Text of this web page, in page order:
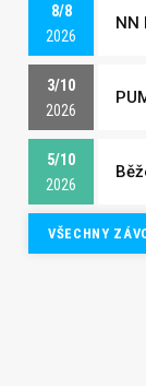
8/8
2026
NN
3/10
2026
5/10
2026
VŠECHNY